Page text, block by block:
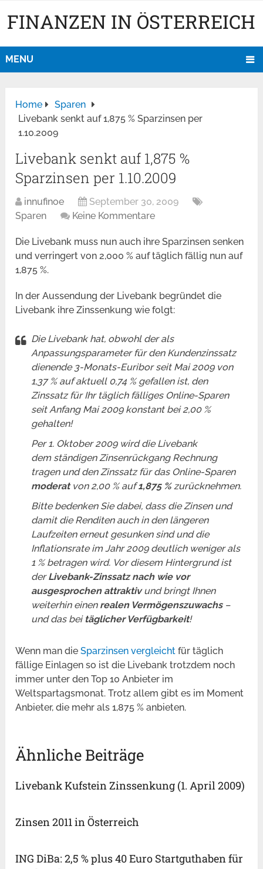
FINANZEN IN ÖSTERREICH
MENU
Home
Sparen
Livebank senkt auf 1,875 % Sparzinsen per
1.10.2009
Livebank senkt auf 1,875 %
Sparzinsen per 1.10.2009
innufinoe
September 30, 2009
Sparen
Keine Kommentare
Die Livebank muss nun auch ihre Sparzinsen senken
und verringert von 2,000 % auf täglich fällig nun auf
1,875 %.
In der Aussendung der Livebank begründet die
Livebank ihre Zinssenkung wie folgt:
Die Livebank hat, obwohl der als
Anpassungsparameter für den Kundenzinssatz
dienende 3-Monats-Euribor seit Mai 2009 von
1,37 % auf aktuell 0,74 % gefallen ist, den
Zinssatz für Ihr täglich fälliges Online-Sparen
seit Anfang Mai 2009 konstant bei 2,00 %
gehalten!
Per 1. Oktober 2009 wird die Livebank
dem ständigen Zinsenrückgang Rechnung
tragen und den Zinssatz für das Online-Sparen
moderatvon 2,00 % auf1,875 %zurücknehmen.
Bitte bedenken Sie dabei, dass die Zinsen und
damit die Renditen auch in den längeren
Laufzeiten erneut gesunken sind und die
Inflationsrate im Jahr 2009 deutlich weniger als
1 % betragen wird. Vor diesem Hintergrund ist
derLivebank-Zinssatz nach wie vor
ausgesprochen attraktivund bringt Ihnen
weiterhin einen realen Vermögenszuwachs–
und das bei täglicher Verfügbarkeit!
Wenn man dieSparzinsen vergleicht für täglich
fällige Einlagen so ist die Livebank trotzdem noch
immer unter den Top 10 Anbieter im
Weltspartagsmonat. Trotz allem gibt es im Moment
Anbieter, die mehr als 1,875 % anbieten.
Ähnliche Beiträge
Livebank Kufstein Zinssenkung (1. April 2009)
Zinsen 2011 in Österreich
ING DiBa: 2,5 % plus 40 Euro Startguthaben für